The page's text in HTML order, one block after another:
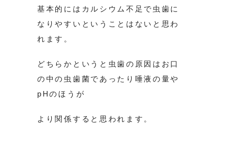
基本的にはカルシウム不足で虫歯に
なりやすいということはないと思わ
れます。
どちらかというと虫歯の原因はお口
の中の虫歯菌であったり唾液の量や
pHのほうが
より関係すると思われます。